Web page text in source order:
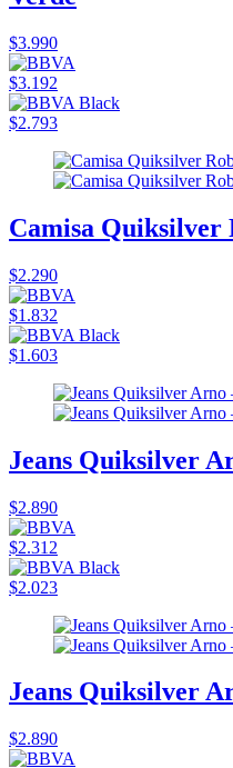
$3.990
$3.192
$2.793
Camisa Quiksilver
$2.290
$1.832
$1.603
Jeans Quiksilver
$2.890
$2.312
$2.023
Jeans Quiksilver
$2.890